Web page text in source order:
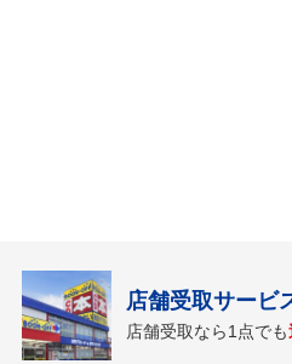
店舗受取サービ
店舗受取なら1点でも